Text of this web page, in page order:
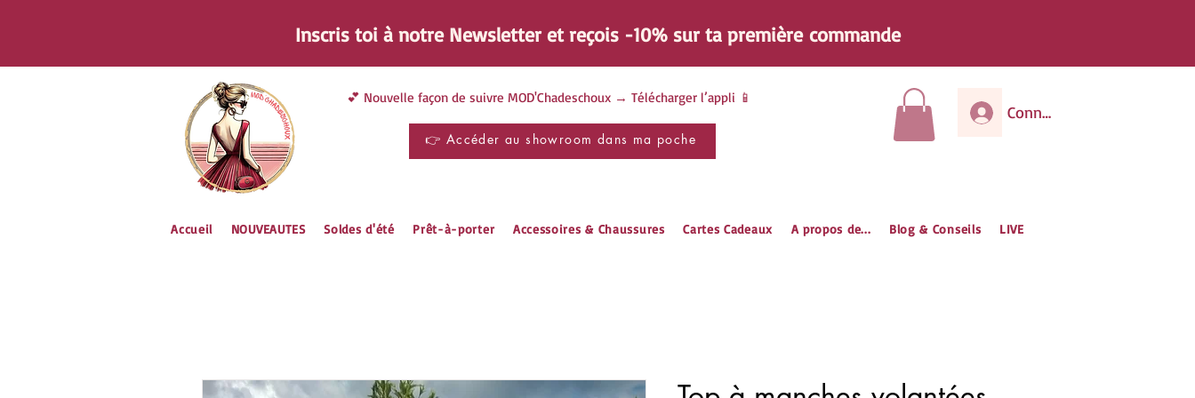
Inscris toi à notre Newsletter et reçois -10% sur ta premièrecommande
💕 Nouvelle façon de suivre MOD'Chadeschoux → Télécharger l’appli 📱
👉 Accéder au showroom dans ma poche
Connexion
Accueil NOUVEAUTES Soldes d'été Prêt-à-porter Accessoires & Chaussures Cartes Cadeaux A propos de... Blog & Conseils LIVE